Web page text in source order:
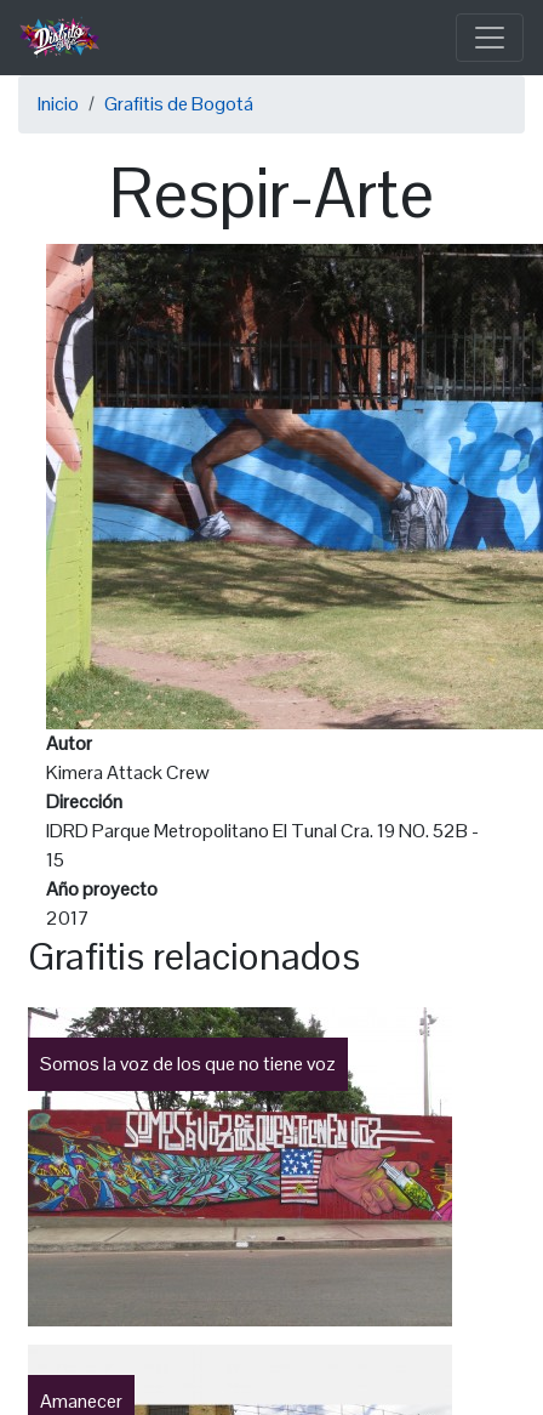
Pasar
contenido
principalSobrescribir
ayuda
navegación
Inicio Grafitis de Bogotá
Respir-Arte
Autor
Kimera Attack Crew
Dirección
IDRD Parque Metropolitano El Tunal Cra. 19 NO. 52B -
15
Año proyecto
2017
Grafitis relacionados
Somos la voz de los que no tiene voz
Amanecer